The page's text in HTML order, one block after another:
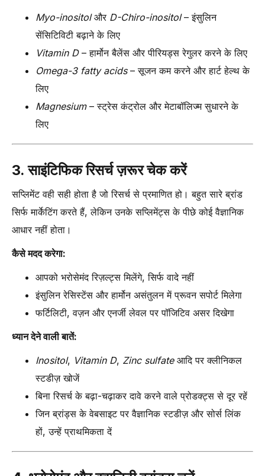
Myo-inositolऔर D-Chiro-inositol– इंसुलिन
सेंसिटिविटी बढ़ाने के लिए
Vitamin D– हार्मोन बैलेंस और पीरियड्स रेगुलर करने के लिए
Omega-3 fatty acids– सूजन कम करने और हार्ट हेल्थ के
लिए
Magnesium– स्ट्रेस कंट्रोल और मेटाबॉलिज्म सुधारने के
लिए
3. साइंटिफिक रिसर्च ज़रूर चेक करें
सप्लिमेंट वही सही होता है जो रिसर्च से प्रमाणित हो। बहुत सारे ब्रांड
सिर्फ मार्केटिंग करते हैं, लेकिन उनके सप्लिमेंट्स के पीछे कोई वैज्ञानिक
आधार नहीं होता।
कैसे मदद करेगा:
आपको भरोसेमंद रिज़ल्ट्स मिलेंगे, सिर्फ वादे नहीं
इंसुलिन रेसिस्टेंस और हार्मोन असंतुलन में प्रूवन सपोर्ट मिलेगा
फर्टिलिटी, वज़न और एनर्जी लेवल पर पॉजिटिव असर दिखेगा
ध्यान देने वाली बातें:
Inositol, Vitamin D, Zinc sulfateआदि पर क्लीनिकल
स्टडीज़ खोजें
बिना रिसर्च के बढ़ा-चढ़ाकर दावे करने वाले प्रोडक्ट्स से दूर रहें
जिन ब्रांड्स के वेबसाइट पर वैज्ञानिक स्टडीज़ और सोर्स लिंक
हों, उन्हें प्राथमिकता दें